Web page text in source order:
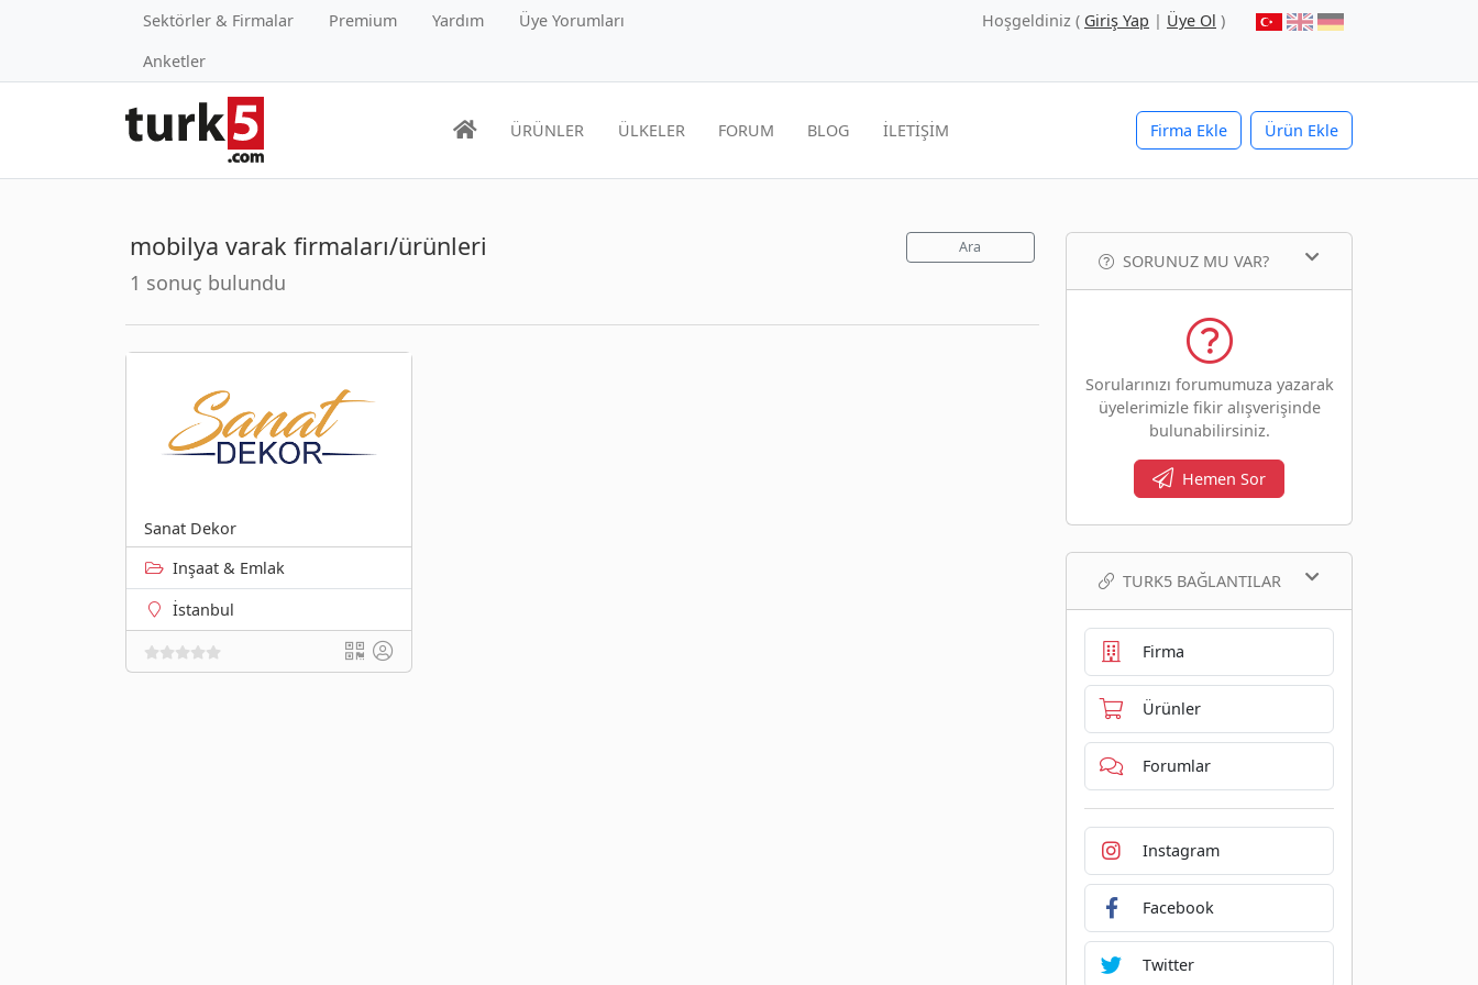
Sektörler & Firmalar Premium Yardım
Üye Yorumları
Anketler
Hoşgeldiniz ( Giriş Yap | Üye Ol )
Firma Ekle Ürün Ekle
ÜRÜNLER ÜLKELER FORUM BLOG İLETİŞİM
mobilya varak firmaları/ürünleri
1 sonuç bulundu
Ara
Sanat Dekor
Inşaat & Emlak
İstanbul
SORUNUZ MU VAR?
Sorularınızı forumumuza yazarak
üyelerimizle fikir alışverişinde
bulunabilirsiniz.
Hemen Sor
TURK5 BAĞLANTILAR
Firma
Ürünler
Forumlar
Instagram
Facebook
Twitter